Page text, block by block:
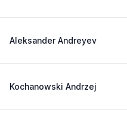
Aleksander Andreyev
Kochanowski Andrzej